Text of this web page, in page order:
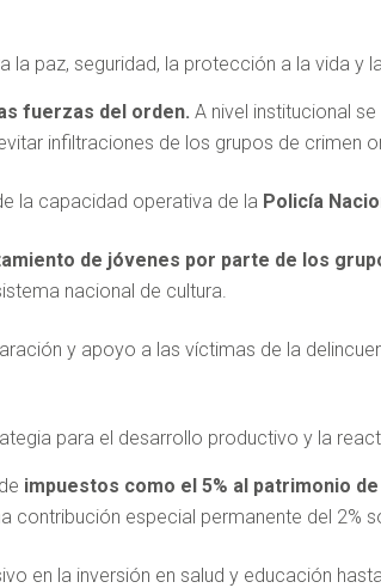
la paz, seguridad, la protección a la vida y
fuerzas del orden. A nivel institucional
infiltraciones de los grupos de crimen
la capacidad operativa de la Policía
de jóvenes por parte de los
nacional de cultura.
y apoyo a las víctimas de la
para el desarrollo productivo y la
impuestos como el 5% al patrimonio
contribución especial permanente del 2%
en la inversión en salud y educación